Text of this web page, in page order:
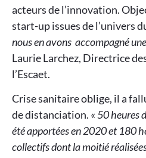
acteurs de l’innovation.
start-up issues de l’univers
nous en avons accompagné
Laurie Larchez, Directrice
l’Escaet.
Crise sanitaire oblige, il a
de distanciation. «50 heures
été apportées en 2020 et 180
collectifs dont la moitié